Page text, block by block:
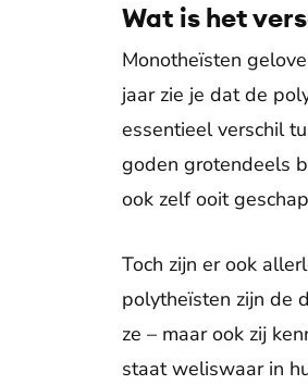
Wat is het
Monotheïsten
jaar zie je dat de
essentieel verschil
goden grotendeels
ook zelf ooit
Toch zijn er ook
polytheïsten zijn de
ze – maar ook zij
staat weliswaar in